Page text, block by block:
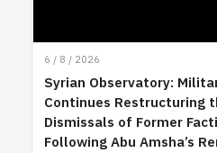
6 / 8 / 2026
Syrian Observatory:
Continues Restructuring
Dismissals of Former
Following Abu Amsha’s